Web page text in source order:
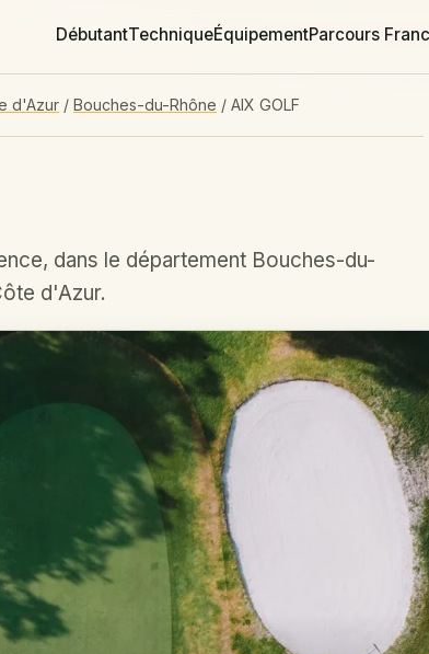
DébutantTechniqueÉquipementParcours
d'Azur / Bouches-du-Rhône / AIX GOLF
dans le département Bouches-du-
d'Azur.